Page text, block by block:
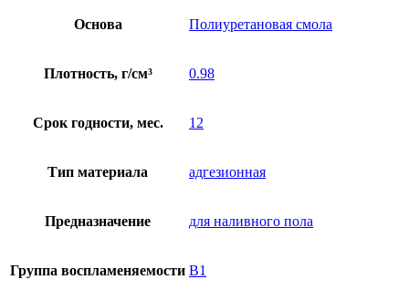
Основа Полиуретановая смола
Плотность, г/см³ 0.98
Срок годности, мес. 12
Тип материала адгезионная
Предназначение для наливного пола
Группа воспламеняемости В1